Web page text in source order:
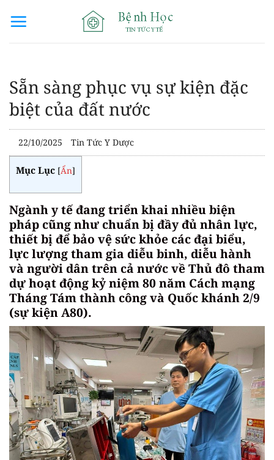
qua
Sẵn sàng phục vụ sự kiện đặc
biệt của đất nước
22/10/2025 Tin Tức Y Dược
Mục Lục [Ẩn]
Ngành y tế đang triển khai nhiều biện
pháp cũng như chuẩn bị đầy đủ nhân lực,
thiết bị để bảo vệ sức khỏe các đại biểu,
lực lượng tham gia diễu binh, diễu hành
và người dân trên cả nước về Thủ đô tham
dự hoạt động kỷ niệm 80 năm Cách mạng
Tháng Tám thành công và Quốc khánh 2/9
(sự kiện A80).